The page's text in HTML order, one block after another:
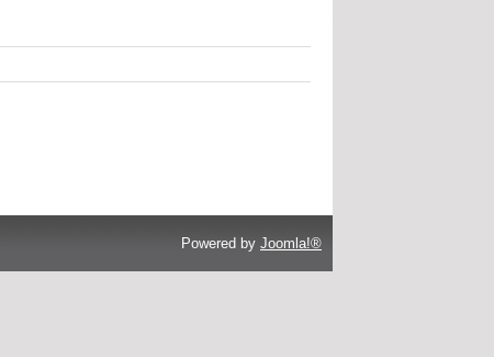
Powered by Joomla!®